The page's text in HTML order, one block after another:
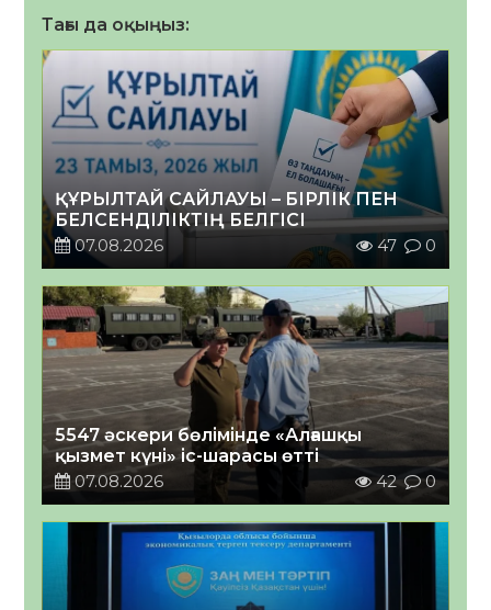
Тағы да оқыңыз:
ҚҰРЫЛТАЙ САЙЛАУЫ – БІРЛІК ПЕН
БЕЛСЕНДІЛІКТІҢ БЕЛГІСІ
07.08.2026
47 0
5547 әскери бөлімінде «Алғашқы
қызмет күні» іс-шарасы өтті
07.08.2026
42 0